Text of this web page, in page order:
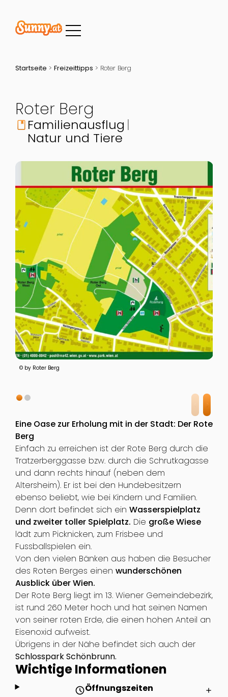
Startseite > Freizeittipps > Roter Berg
Roter Berg
book Familienausflug
Natur und Tiere
© by Roter Berg
Eine Oase zur Erholung mit in der Stadt: Der Rote
Berg
Einfach zu erreichen ist der Rote Berg durch die
Tratzerberggasse bzw. durch die Schrutkagasse
und dann rechts hinauf (neben dem
Altersheim). Er ist bei den Hundebesitzern
ebenso beliebt, wie bei Kindern und Familien.
Denn dort befindet sich ein Wasserspielplatz
und zweiter toller Spielplatz. Die große Wiese
lädt zum Picknicken, zum Frisbee und
Fussballspielen ein.
Von den vielen Bänken aus haben die Besucher
des Roten Berges einen wunderschönen
Ausblick über Wien.
Der Rote Berg liegt im 13. Wiener Gemeindebezirk,
ist rund 260 Meter hoch und hat seinen Namen
von seiner roten Erde, die einen hohen Anteil an
Eisenoxid aufweist.
Übrigens in der Nähe befindet sich auch der
Schlosspark Schönbrunn.
Wichtige Informationen
scheduleÖffnungszeiten add